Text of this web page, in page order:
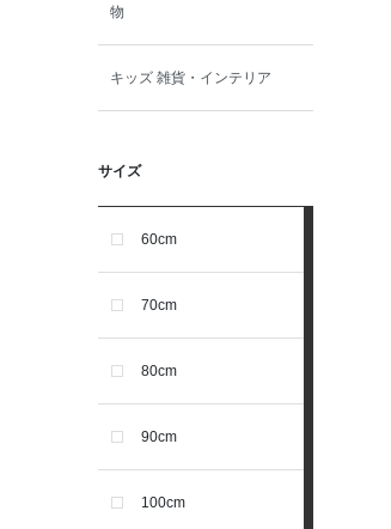
物
キッズ 雑貨・インテリア
サイズ
60cm
70cm
80cm
90cm
100cm